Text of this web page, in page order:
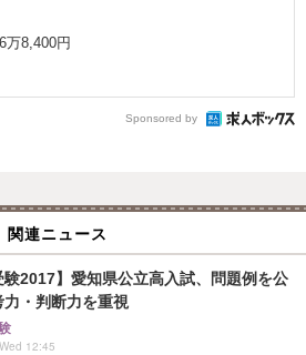
万8,400円
Sponsored by
関連ニュース
験2017】愛知県公立高入試、問題例を公
・判断力を重視
12:45